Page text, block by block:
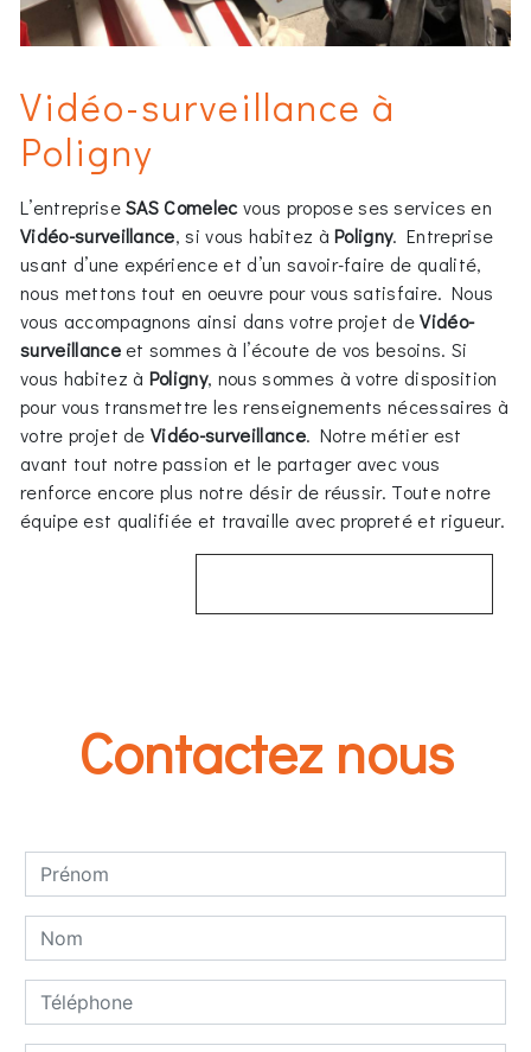
Vidéo-surveillance à
Poligny
L’entrepriseSAS Comelecvous propose ses services en
Vidéo-surveillance, si vous habitez àPoligny. Entreprise
usant d’une expérience et d’un savoir-faire de qualité,
nous mettons tout en oeuvre pour vous satisfaire. Nous
vous accompagnons ainsi dans votre projet deVidéo-
surveillanceet sommes à l’écoute de vos besoins. Si
vous habitez à Poligny, nous sommes à votre disposition
pour vous transmettre les renseignements nécessaires à
votre projet deVidéo-surveillance. Notre métier est
avant tout notre passion et le partager avec vous
renforce encore plus notre désir de réussir. Toute notre
équipe est qualifiée et travaille avec propreté et rigueur.
Contactez nous